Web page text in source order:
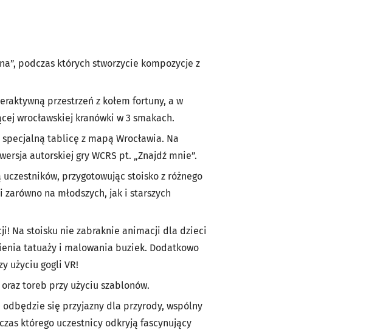
podczas których stworzycie kompozycje z
przestrzeń z kołem fortuny, a w
wrocławskiej kranówki w 3 smakach.
tablicę z mapą Wrocławia. Na
autorskiej gry WCRS pt. „Znajdź mnie”.
przygotowując stoisko z różnego
na młodszych, jak i starszych
Na stoisku nie zabraknie animacji dla dzieci
tatuaży i malowania buziek. Dodatkowo
użyciu gogli VR!
toreb przy użyciu szablonów.
odbędzie się przyjazny dla przyrody, wspólny
którego uczestnicy odkryją fascynujący